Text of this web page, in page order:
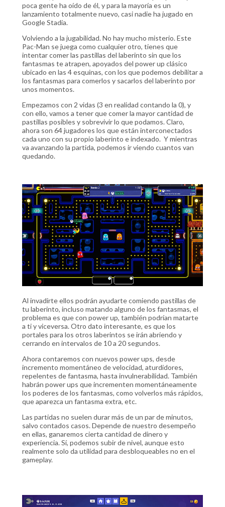
poca gente ha oído de él, y para la mayoría es un
lanzamiento totalmente nuevo, casi nadie ha jugado en
Google Stadia.
Volviendo a la jugabilidad. No hay mucho misterio. Este
Pac-Man se juega como cualquier otro, tienes que
intentar comer las pastillas del laberinto sin que los
fantasmas te atrapen, apoyados del power up clásico
ubicado en las 4 esquinas, con los que podemos debilitar a
los fantasmas para comerlos y sacarlos del laberinto por
unos momentos.
Empezamos con 2 vidas (3 en realidad contando la 0), y
con ello, vamos a tener que comer la mayor cantidad de
pastillas posibles y sobrevivir lo que podamos. Claro,
ahora son 64 jugadores los que están interconectados
cada uno con su propio laberinto e indexado. Y mientras
va avanzando la partida, podemos ir viendo cuantos van
quedando.
Al invadirte ellos podrán ayudarte comiendo pastillas de
tu laberinto, incluso matando alguno de los fantasmas, el
problema es que con power up, también podrían matarte
a ti y viceversa. Otro dato interesante, es que los
portales para los otros laberintos se irán abriendo y
cerrando en intervalos de 10 a 20 segundos.
Ahora contaremos con nuevos power ups, desde
incremento momentáneo de velocidad, aturdidores,
repelentes de fantasma, hasta invulnerabilidad. También
habrán power ups que incrementen momentáneamente
los poderes de los fantasmas, como volverlos más rápidos,
que aparezca un fantasma extra, etc.
Las partidas no suelen durar más de un par de minutos,
salvo contados casos. Depende de nuestro desempeño
en ellas, ganaremos cierta cantidad de dinero y
experiencia. Sí, podemos subir de nivel, aunque esto
realmente solo da utilidad para desbloqueables no en el
gameplay.